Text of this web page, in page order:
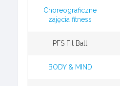
Choreograficzne
zajęcia fitness
PFS Fit Ball
BODY & MIND